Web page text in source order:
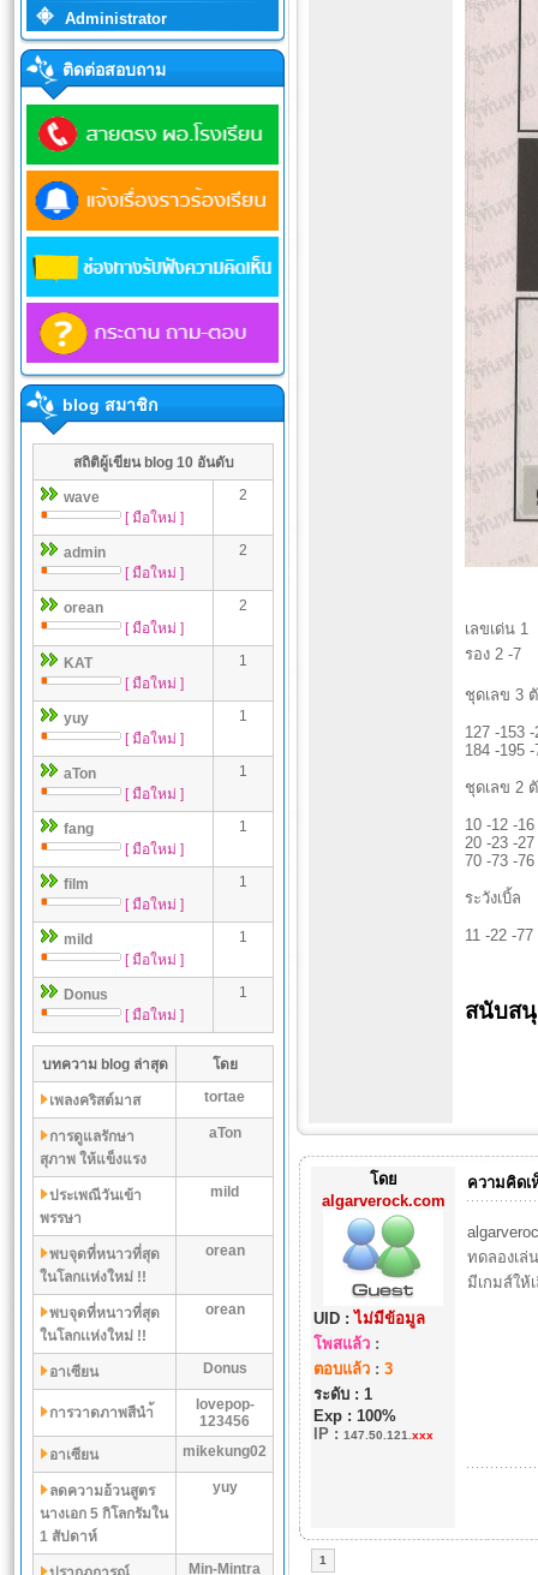
Administrator
ติดต่อสอบถาม
blog สมาชิก
สถิติผู้เขียน blog 10 อันดับ
wave
[ มือใหม่ ]
2
admin
[ มือใหม่ ]
2
orean
[ มือใหม่ ]
2
KAT
[ มือใหม่ ]
1
yuy
[ มือใหม่ ]
1
aTon
[ มือใหม่ ]
1
fang
[ มือใหม่ ]
1
film
[ มือใหม่ ]
1
mild
[ มือใหม่ ]
1
Donus
[ มือใหม่ ]
1
บทความ blog ล่าสุด โดย
เพลงคริสต์มาส tortae
การดูแลรักษา
สุภาพ ให้แข็งแรง
aTon
ประเพณีวันเข้า
พรรษา
mild
พบจุดที่หนาวที่สุด
ในโลกเเห่งใหม่ !!
orean
พบจุดที่หนาวที่สุด
ในโลกเเห่งใหม่ !!
orean
อาเซียน Donus
การวาดภาพสีนำ้
lovepop-
123456
อาเซียน
mikekung02
ลดความอ้วนสูตร
นางเอก 5 กิโลกรัมใน
1 สัปดาห์
yuy
Min-Mintra
เลขเด่น 1
รอง 2 -7
ชุดเลข 3
127 -153
184 -195
ชุดเลข 2
10 -12 -16
20 -23 -27
70 -73 -76
ระวังเบิ้ล
11 -22 -77
สนับส
โดย
algarverock.com
UID :ไม่มีข้อมูล
โพสแล้ว:
ตอบแล้ว: 3
ระดับ : 1
Exp : 100%
IP: 147.50.121. xxx
ความคิด
ทดลองเล่
มีเกมส์ให้
1